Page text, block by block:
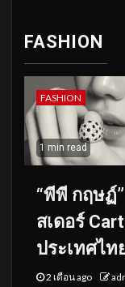
FASHION
FASHION
1 min read
“พีพี กฤษฏ์
สเดอร์
ประเทศไท
2 เดือน ago